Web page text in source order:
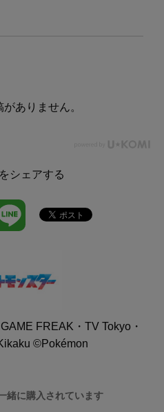
ありません。
シェアする
FREAK・TV Tokyo・
©Pokémon
緒に購入されています